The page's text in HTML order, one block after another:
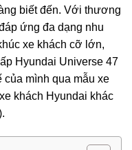
biết đến. Với thương
ứng đa dạng nhu
xe khách cỡ lớn,
Hyundai Universe 47
của mình qua mẫu xe
khách Hyundai khác